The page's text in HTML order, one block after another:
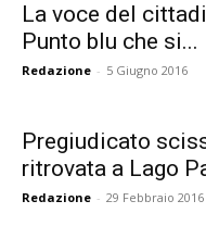
La voce del
Punto blu che si...
Redazione - 5 Giugno 2016
Pregiudicato
ritrovata a Lago
Redazione - 29 Febbraio 2016